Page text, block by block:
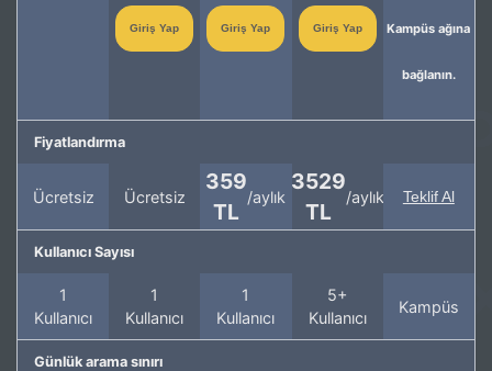
Giriş Yap Giriş Yap Giriş Yap Kampüs ağına
bağlanın.
Fiyatlandırma
Ücretsiz Ücretsiz
359
TL
/aylık
3529
TL
/aylık Teklif Al
Kullanıcı Sayısı
1
Kullanıcı
1
Kullanıcı
1
Kullanıcı
5+
Kullanıcı
Kampüs
Günlük arama sınırı